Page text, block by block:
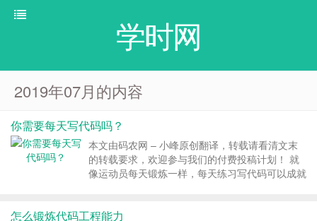
学时网
2019年07月的内容
你需要每天写代码吗？
本文由码农网 – 小峰原创翻译，转载请看清文末
的转载要求，欢迎参与我们的付费投稿计划！ 就
像运动员每天锻炼一样，每天练习写代码可以成就
关键是要养成每天写代码的好习惯。...
怎么锻炼代码工程能力